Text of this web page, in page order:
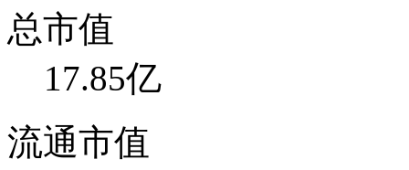
总市值
17.85亿
流通市值